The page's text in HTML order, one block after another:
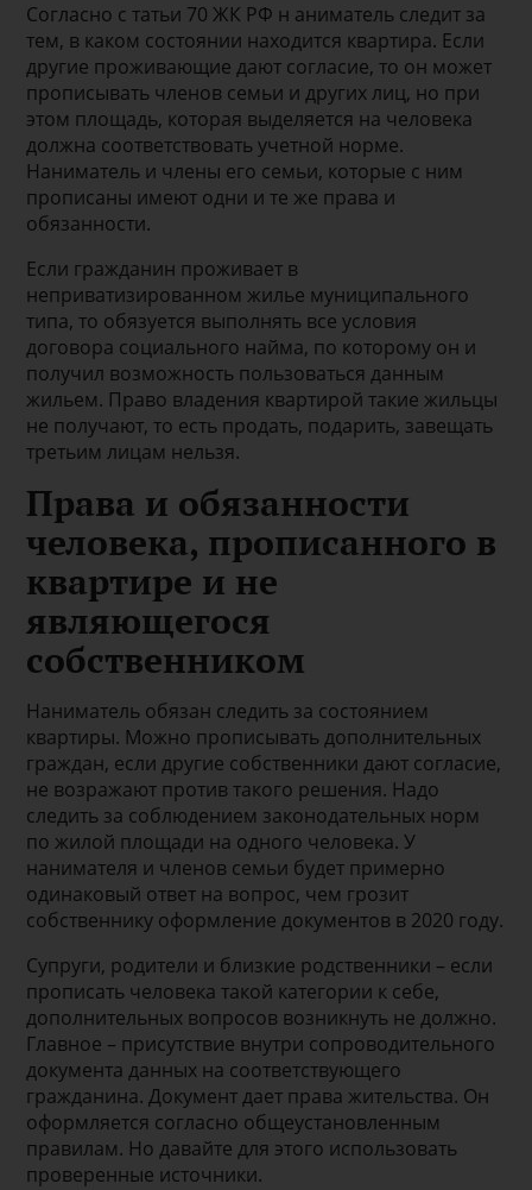
Согласно с татьи 70 ЖК РФ н аниматель следит за
тем, в каком состоянии находится квартира. Если
другие проживающие дают согласие, то он может
прописывать членов семьи и других лиц, но при
этом площадь, которая выделяется на человека
должна соответствовать учетной норме.
Наниматель и члены его семьи, которые с ним
прописаны имеют одни и те же права и
обязанности.
Если гражданин проживает в
неприватизированном жилье муниципального
типа, то обязуется выполнять все условия
договора социального найма, по которому он и
получил возможность пользоваться данным
жильем. Право владения квартирой такие жильцы
не получают, то есть продать, подарить, завещать
третьим лицам нельзя.
Права и обязанности
человека, прописанного в
квартире и не
являющегося
собственником
Наниматель обязан следить за состоянием
квартиры. Можно прописывать дополнительных
граждан, если другие собственники дают согласие,
не возражают против такого решения. Надо
следить за соблюдением законодательных норм
по жилой площади на одного человека. У
нанимателя и членов семьи будет примерно
одинаковый ответ на вопрос, чем грозит
собственнику оформление документов в 2020 году.
Супруги, родители и близкие родственники – если
прописать человека такой категории к себе,
дополнительных вопросов возникнуть не должно.
Главное – присутствие внутри сопроводительного
документа данных на соответствующего
гражданина. Документ дает права жительства. Он
оформляется согласно общеустановленным
правилам. Но давайте для этого использовать
проверенные источники.